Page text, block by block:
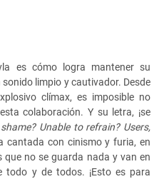
es cómo logra mantener su
limpio y cautivador. Desde
clímax, es imposible no
colaboración. Y su letra, ¡se
Unable to refrain? Users,
cantada con cinismo y furia, en
no se guarda nada y van en
todo y de todos. ¡Esto es para